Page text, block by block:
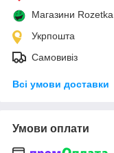
Магазини Rozetka
Укрпошта
Самовивіз
Всі умови доставки
Умови оплати